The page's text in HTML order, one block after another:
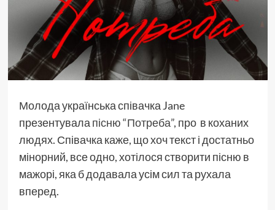
Молода українська співачка Jane
презентувала пісню “Потреба”, про в коханих
людях. Співачка каже, що хоч текст і достатньо
мінорний, все одно, хотілося створити пісню в
мажорі, яка б додавала усім сил та рухала
вперед.